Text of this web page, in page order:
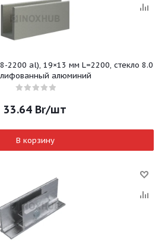
2200 al), 19×13 мм L=2200, стекло 8.0
алюминий
33.64 Br/шт
В корзину